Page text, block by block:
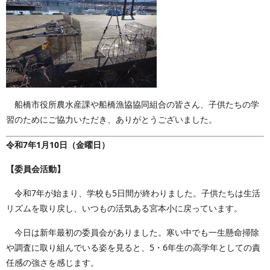
船橋市役所農水産課や船橋漁協協同組合の皆さん、子供たちの学
習のためにご協力いただき、ありがとうございました。
令和7年1月10日（金曜日）
【委員会活動】
令和7年が始まり、学校も5日間が終わりました。子供たちは生活
リズムを取り戻し、いつもの活気ある宮本小に戻っています。
今日は新年最初の委員会がありました。寒い中でも一生懸命掃除
や調査に取り組んでいる姿を見ると、5・6年生の高学年としての責
任感の強さを感じます。